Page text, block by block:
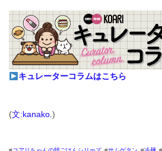
キュレーターコラムはこちら
(文:kanako.)